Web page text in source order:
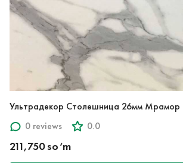
Ультрадекор Столешница 26мм Мрамор
0 reviews
0.0
211,750 so‘m